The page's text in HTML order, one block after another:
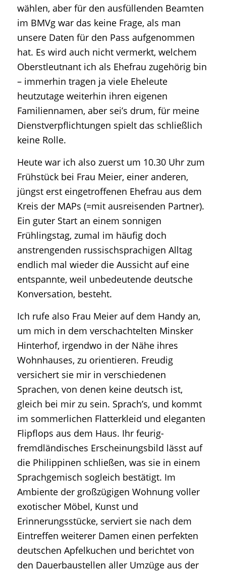
wählen, aber für den ausfüllenden Beamten
im BMVg war das keine Frage, als man
unsere Daten für den Pass aufgenommen
hat. Es wird auch nicht vermerkt, welchem
Oberstleutnant ich als Ehefrau zugehörig bin
– immerhin tragen ja viele Eheleute
heutzutage weiterhin ihren eigenen
Familiennamen, aber sei’s drum, für meine
Dienstverpflichtungen spielt das schließlich
keine Rolle.
Heute war ich also zuerst um 10.30 Uhr zum
Frühstück bei Frau Meier, einer anderen,
jüngst erst eingetroffenen Ehefrau aus dem
Kreis der MAPs (=mit ausreisenden Partner).
Ein guter Start an einem sonnigen
Frühlingstag, zumal im häufig doch
anstrengenden russischsprachigen Alltag
endlich mal wieder die Aussicht auf eine
entspannte, weil unbedeutende deutsche
Konversation, besteht.
Ich rufe also Frau Meier auf dem Handy an,
um mich in dem verschachtelten Minsker
Hinterhof, irgendwo in der Nähe ihres
Wohnhauses, zu orientieren. Freudig
versichert sie mir in verschiedenen
Sprachen, von denen keine deutsch ist,
gleich bei mir zu sein. Sprach’s, und kommt
im sommerlichen Flatterkleid und eleganten
Flipflops aus dem Haus. Ihr feurig-
fremdländisches Erscheinungsbild lässt auf
die Philippinen schließen, was sie in einem
Sprachgemisch sogleich bestätigt. Im
Ambiente der großzügigen Wohnung voller
exotischer Möbel, Kunst und
Erinnerungsstücke, serviert sie nach dem
Eintreffen weiterer Damen einen perfekten
deutschen Apfelkuchen und berichtet von
den Dauerbaustellen aller Umzüge aus der